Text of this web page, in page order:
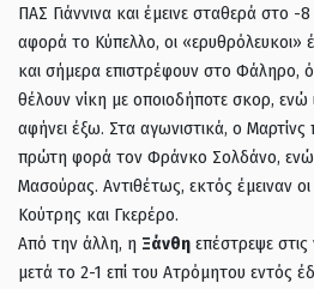
ΠΑΣ Γιάννινα και έμεινε σταθερά στο
αφορά το Κύπελλο, οι «ερυθρόλευκοι»
και σήμερα επιστρέφουν στο Φάληρο,
θέλουν νίκη με οποιοδήποτε σκορ, ενώ
αφήνει έξω. Στα αγωνιστικά, ο
πρώτη φορά τον Φράνκο Σολδάνο, ενώ
Μασούρας. Αντιθέτως, εκτός έμειναν
Κούτρης και Γκερέρο.
Από την άλλη, η Ξάνθη επέστρεψε
μετά το 2-1 επί του Ατρόμητου εντός